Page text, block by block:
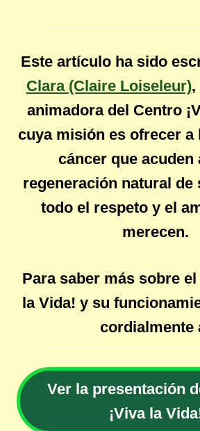
Este artículo ha sido
Clara (Claire Loiseleur),
animadora del Centro
cuya misión es ofrecer a
cáncer que acuden
regeneración natural de
todo el respeto y el
merecen.
Para saber más sobre el
la Vida! y su
cordialmente
Ver la presentación
¡Viva la